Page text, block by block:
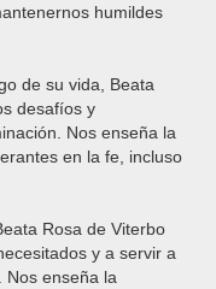
humildes
de su vida, Beata
desafíos y
Nos enseña la
en la fe, incluso
Rosa de Viterbo
y a servir a
Nos enseña la